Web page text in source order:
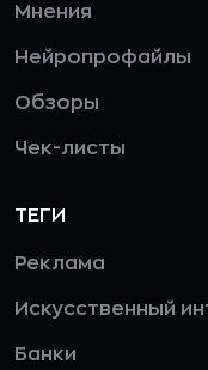
Мнения
Нейропрофайлы
Обзоры
Чек-листы
ТЕГИ
Реклама
Искусственный
Банки